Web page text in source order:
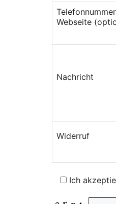
Webseite
Nachricht
Widerruf
Ich